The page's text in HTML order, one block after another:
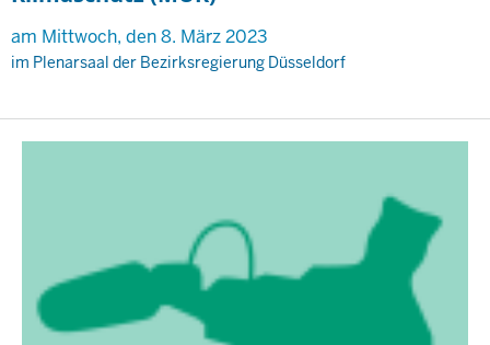
am Mittwoch, den 8. März 2023
im Plenarsaal der Bezirksregierung Düsseldorf